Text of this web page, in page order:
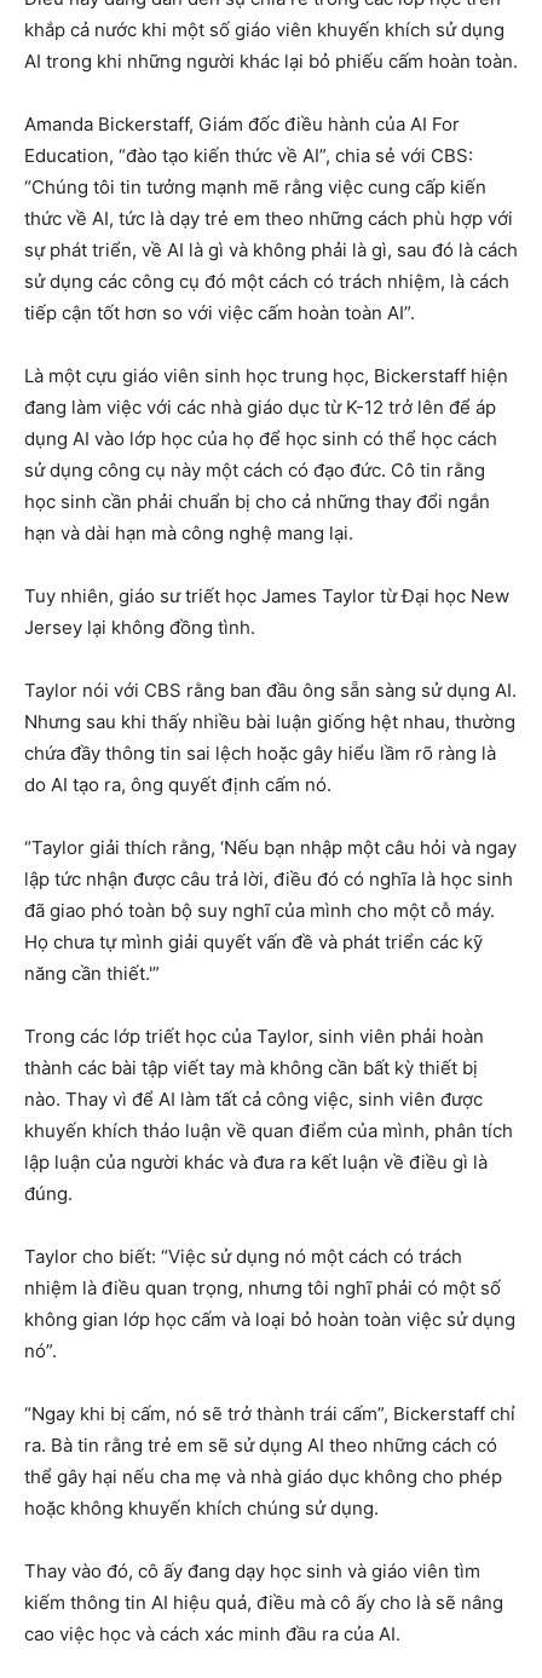
khắp cả nước khi một số giáo viên khuyến khích sử dụng
AI trong khi những người khác lại bỏ phiếu cấm hoàn toàn.
Amanda Bickerstaff, Giám đốc điều hành của AI For
Education, “đào tạo kiến ​​thức về AI”, chia sẻ với CBS:
“Chúng tôi tin tưởng mạnh mẽ rằng việc cung cấp kiến ​​
thức về AI, tức là dạy trẻ em theo những cách phù hợp với
sự phát triển, về AI là gì và không phải là gì, sau đó là cách
sử dụng các công cụ đó một cách có trách nhiệm, là cách
tiếp cận tốt hơn so với việc cấm hoàn toàn AI”.
Là một cựu giáo viên sinh học trung học, Bickerstaff hiện
đang làm việc với các nhà giáo dục từ K-12 trở lên để áp
dụng AI vào lớp học của họ để học sinh có thể học cách
sử dụng công cụ này một cách có đạo đức. Cô tin rằng
học sinh cần phải chuẩn bị cho cả những thay đổi ngắn
hạn và dài hạn mà công nghệ mang lại.
Tuy nhiên, giáo sư triết học James Taylor từ Đại học New
Jersey lại không đồng tình.
Taylor nói với CBS rằng ban đầu ông sẵn sàng sử dụng AI.
Nhưng sau khi thấy nhiều bài luận giống hệt nhau, thường
chứa đầy thông tin sai lệch hoặc gây hiểu lầm rõ ràng là
do AI tạo ra, ông quyết định cấm nó.
“Taylor giải thích rằng, ‘Nếu bạn nhập một câu hỏi và ngay
lập tức nhận được câu trả lời, điều đó có nghĩa là học sinh
đã giao phó toàn bộ suy nghĩ của mình cho một cỗ máy.
Họ chưa tự mình giải quyết vấn đề và phát triển các kỹ
năng cần thiết.'”
Trong các lớp triết học của Taylor, sinh viên phải hoàn
thành các bài tập viết tay mà không cần bất kỳ thiết bị
nào. Thay vì để AI làm tất cả công việc, sinh viên được
khuyến khích thảo luận về quan điểm của mình, phân tích
lập luận của người khác và đưa ra kết luận về điều gì là
đúng.
Taylor cho biết: “Việc sử dụng nó một cách có trách
nhiệm là điều quan trọng, nhưng tôi nghĩ phải có một số
không gian lớp học cấm và loại bỏ hoàn toàn việc sử dụng
nó”.
“Ngay khi bị cấm, nó sẽ trở thành trái cấm”, Bickerstaff chỉ
ra. Bà tin rằng trẻ em sẽ sử dụng AI theo những cách có
thể gây hại nếu cha mẹ và nhà giáo dục không cho phép
hoặc không khuyến khích chúng sử dụng.
Thay vào đó, cô ấy đang dạy học sinh và giáo viên tìm
kiếm thông tin AI hiệu quả, điều mà cô ấy cho là sẽ nâng
cao việc học và cách xác minh đầu ra của AI.